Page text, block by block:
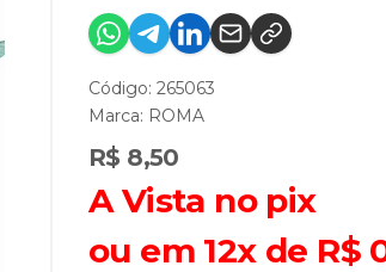
Código: 265063
Marca: ROMA
R$ 8,50
A Vista no pix
ou em 12x de R$